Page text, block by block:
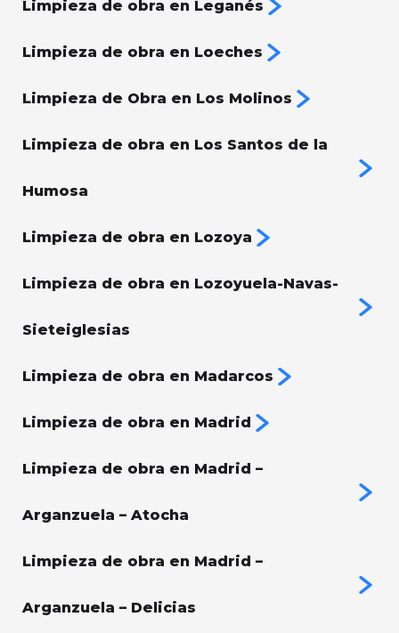
Limpieza de obra en Leganés
Limpieza de obra en Loeches
Limpieza de Obra en Los Molinos
Limpieza de obra en Los Santos de la
Humosa
Limpieza de obra en Lozoya
Limpieza de obra en Lozoyuela-Navas-
Sieteiglesias
Limpieza de obra en Madarcos
Limpieza de obra en Madrid
Limpieza de obra en Madrid –
Arganzuela – Atocha
Limpieza de obra en Madrid –
Arganzuela – Delicias